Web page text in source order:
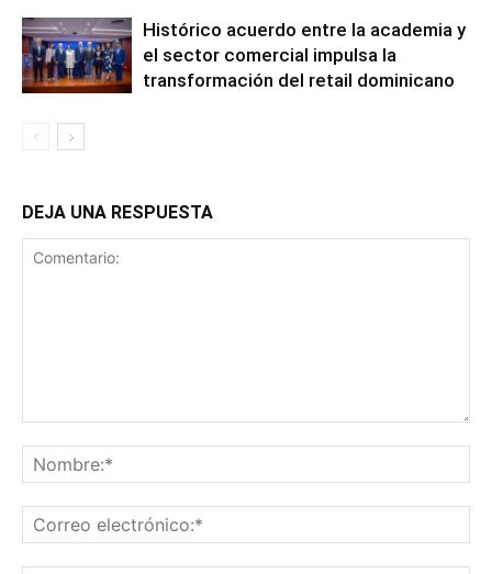
Histórico acuerdo entre la academia y
el sector comercial impulsa la
transformación del retail dominicano
DEJA UNA RESPUESTA